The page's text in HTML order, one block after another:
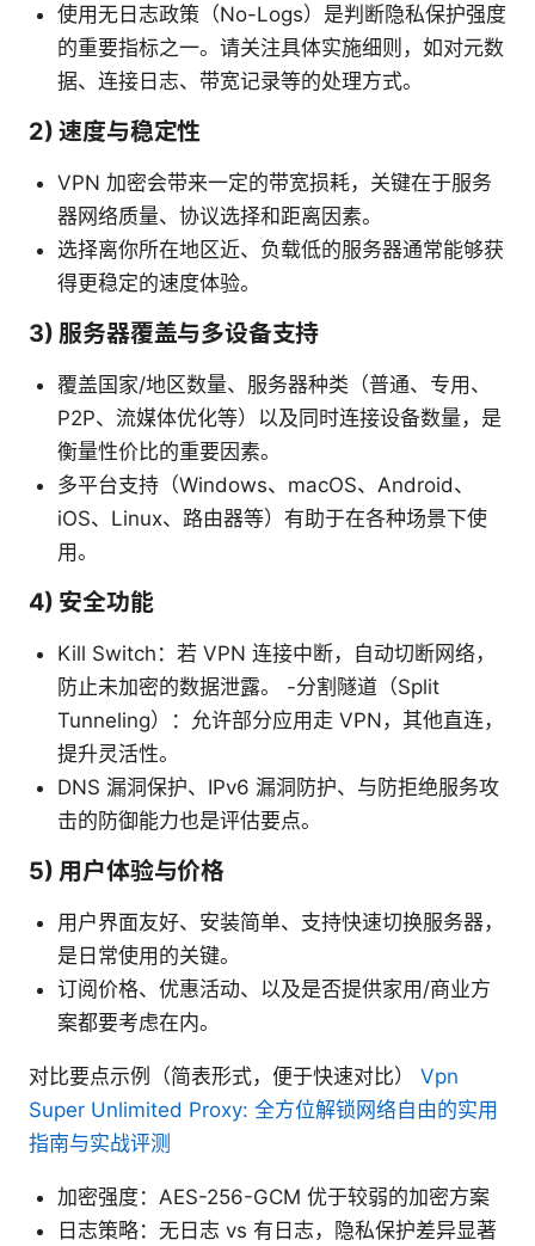
使用无日志政策（No-Logs）是判断隐私保护强度
的重要指标之一。请关注具体实施细则，如对元数
据、连接日志、带宽记录等的处理方式。
2) 速度与稳定性
VPN 加密会带来一定的带宽损耗，关键在于服务
器网络质量、协议选择和距离因素。
选择离你所在地区近、负载低的服务器通常能够获
得更稳定的速度体验。
3) 服务器覆盖与多设备支持
覆盖国家/地区数量、服务器种类（普通、专用、
P2P、流媒体优化等）以及同时连接设备数量，是
衡量性价比的重要因素。
多平台支持（Windows、macOS、Android、
iOS、Linux、路由器等）有助于在各种场景下使
用。
4) 安全功能
Kill Switch：若 VPN 连接中断，自动切断网络，
防止未加密的数据泄露。 -分割隧道（Split
Tunneling）：允许部分应用走 VPN，其他直连，
提升灵活性。
DNS 漏洞保护、IPv6 漏洞防护、与防拒绝服务攻
击的防御能力也是评估要点。
5) 用户体验与价格
用户界面友好、安装简单、支持快速切换服务器，
是日常使用的关键。
订阅价格、优惠活动、以及是否提供家用/商业方
案都要考虑在内。
对比要点示例（简表形式，便于快速对比） Vpn
Super Unlimited Proxy: 全方位解锁网络自由的实用
指南与实战评测
加密强度：AES-256-GCM 优于较弱的加密方案
日志策略：无日志 vs 有日志，隐私保护差异显著